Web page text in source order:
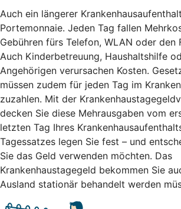
Auch ein längerer
Portemonnaie. Jeden Tag fallen
Gebühren fürs Telefon, WLAN oder den
Auch Kinderbetreuung, Haushaltshilfe
Angehörigen verursachen Kosten.
müssen zudem für jeden Tag im
zuzahlen. Mit der
decken Sie diese Mehrausgaben vom
letzten Tag Ihres
Tagessatzes legen Sie fest – und
Sie das Geld verwenden möchten. Das
Krankenhaustagegeld bekommen Sie
Ausland stationär behandelt werden